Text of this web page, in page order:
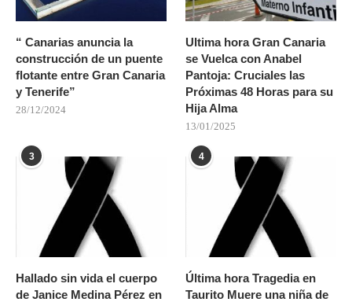
“ Canarias anuncia la
construcción de un puente
flotante entre Gran Canaria
y Tenerife”
28/12/2024
Ultima hora Gran Canaria
se Vuelca con Anabel
Pantoja: Cruciales las
Próximas 48 Horas para su
Hija Alma
13/01/2025
3
Hallado sin vida el cuerpo
de Janice Medina Pérez en
4
Última hora Tragedia en
Taurito Muere una niña de